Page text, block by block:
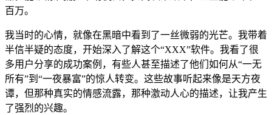
百万。
我当时的心情，就像在黑暗中看到了一丝微弱的光芒。我带着
半信半疑的态度，开始深入了解这个“XXX”软件。我看了很
多用户分享的成功案例，有些人甚至描述了他们如何从“一无
所有”到“一夜暴富”的惊人转变。这些故事听起来像是天方夜
谭，但那种真实的情感流露，那种激动人心的描述，让我产生
了强烈的兴趣。